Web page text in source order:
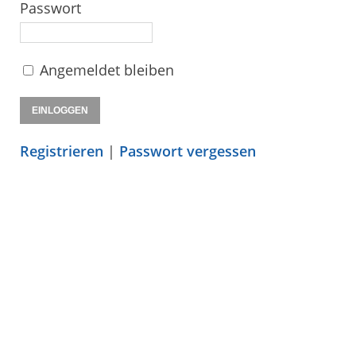
Passwort
Angemeldet bleiben
Registrieren | Passwort vergessen